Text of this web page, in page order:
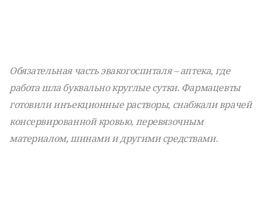
Обязательная часть эвакогоспиталя – аптека, где
работа шла буквально круглые сутки. Фармацевты
готовили инъекционные растворы, снабжали врачей
консервированной кровью, перевязочным
материалом, шинами и другими средствами.